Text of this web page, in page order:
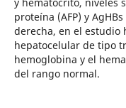
proteína (AFP) y
derecha, en el estudio
hepatocelular de tipo
hemoglobina y el
del rango normal.